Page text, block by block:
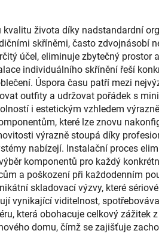
života díky nadstandardní
skříněmi, často zdvojnásobí
účel, eliminuje zbytečný prostor
individuálního skřínění řeší
Úspora času patří mezi
outfity a udržovat pořádek s
i estetickým vzhledem
které lze znovu
výrazně stoupá díky
nabízejí. Instalační proces
komponentů pro každý
a poškození při každodenním
skladovací výzvy, které
vynikající viditelnost,
která obohacuje celkový zážitek
domu, čímž se zajišťuje